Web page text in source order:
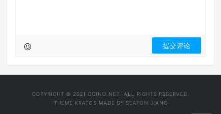
COPYRIGHT © 2021 CCINO.NET. ALL RIGHTS RESERVED.
THEME KRATOS MADE BY SEATON JIANG